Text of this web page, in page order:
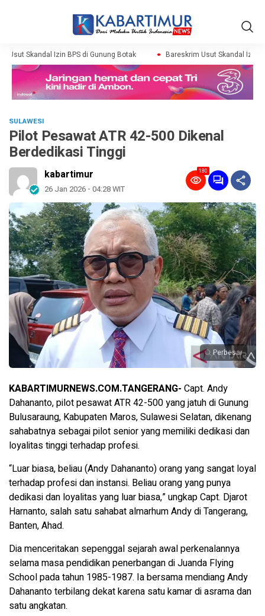
Usut Skandal Izin BPS di Gunung Botak Bareskrim Usut Skandal Izin
SULAWESI
Pilot Pesawat ATR 42-500 Dikenal
Berdedikasi Tinggi
kabartimur
26 Jan 2026 - 04:28 WIT
180
Perbesar
KABARTIMURNEWS.COM.TANGERANG- Capt. Andy
Dahananto, pilot pesawat ATR 42-500 yang jatuh di Gunung
Bulusaraung, Kabupaten Maros, Sulawesi Selatan, dikenang
sahabatnya sebagai pilot senior yang memiliki dedikasi dan
loyalitas tinggi terhadap profesi.
“Luar biasa, beliau (Andy Dahananto) orang yang sangat loyal
terhadap profesi dan instansi. Beliau orang yang punya
dedikasi dan loyalitas yang luar biasa,” ungkap Capt. Djarot
Harnanto, salah satu sahabat almarhum Andy di Tangerang,
Banten, Ahad.
Dia menceritakan sepenggal sejarah awal perkenalannya
selama masa pendidikan penerbangan di Juanda Flying
School pada tahun 1985-1987. Ia bersama mendiang Andy
Dahananto terbilang dekat karena satu kamar di asrama dan
satu angkatan.